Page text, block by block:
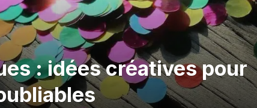
: idées créatives pour